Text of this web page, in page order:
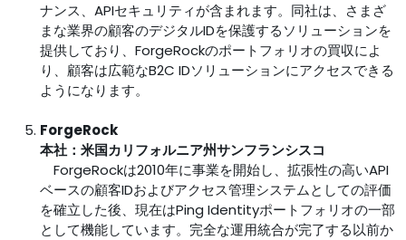
ナンス、APIセキュリティが含まれます。同社は、さまざ
まな業界の顧客のデジタルIDを保護するソリューションを
提供しており、ForgeRockのポートフォリオの買収によ
り、顧客は広範なB2C IDソリューションにアクセスできる
ようになります。
ForgeRock
本社：米国カリフォルニア州サンフランシスコ
ForgeRockは2010年に事業を開始し、拡張性の高いAPI
ベースの顧客IDおよびアクセス管理システムとしての評価
を確立した後、現在はPing Identityポートフォリオの一部
として機能しています。完全な運用統合が完了する以前か